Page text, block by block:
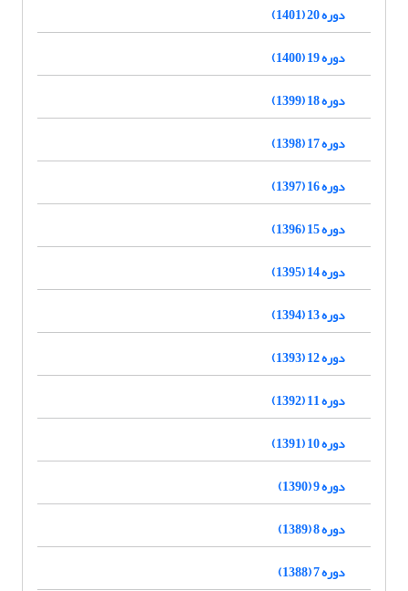
دوره 20 (1401)
دوره 19 (1400)
دوره 18 (1399)
دوره 17 (1398)
دوره 16 (1397)
دوره 15 (1396)
دوره 14 (1395)
دوره 13 (1394)
دوره 12 (1393)
دوره 11 (1392)
دوره 10 (1391)
دوره 9 (1390)
دوره 8 (1389)
دوره 7 (1388)